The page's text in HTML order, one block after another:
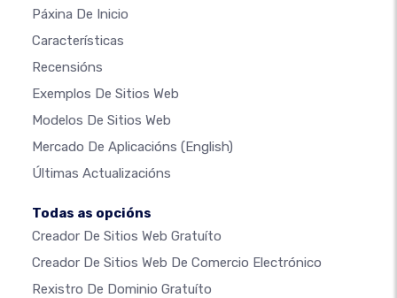
Páxina De Inicio
Características
Recensións
Exemplos De Sitios Web
Modelos De Sitios Web
Mercado De Aplicacións (English)
Últimas Actualizacións
Todas as opcións
Creador De Sitios Web Gratuíto
Creador De Sitios Web De Comercio Electrónico
Rexistro De Dominio Gratuíto